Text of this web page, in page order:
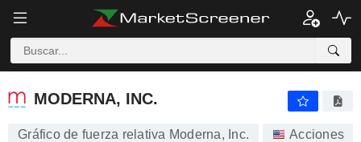
MODERNA, INC.
MODERNA, INC.
Gráfico de fuerza relativa Moderna, Inc. Acciones